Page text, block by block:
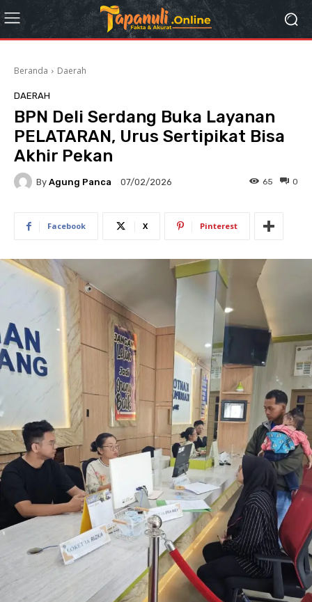
Beranda Daerah
DAERAH
BPN Deli Serdang Buka Layanan
PELATARAN, Urus Sertipikat Bisa
Akhir Pekan
By Agung Panca 07/02/2026 0
65
Facebook X Pinterest